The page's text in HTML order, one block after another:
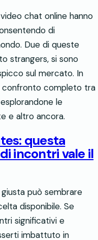
chat online hanno
di
Due di queste
strangers, si sono
sul mercato. In
completo tra
le
e altro ancora.
questa
incontri vale il
può sembrare
disponibile. Se
significativi e
imbattuto in